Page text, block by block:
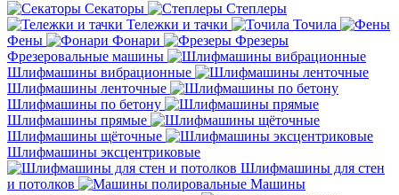
Секаторы
Степлеры
Тележки и тачки
Точила
Фены
Фонари
Фрезеры
Фрезеровальные машины
Шлифмашины вибрационные
Шлифмашины ленточные
Шлифмашины по бетону
Шлифмашины прямые
Шлифмашины щёточные
Шлифмашины эксцентриковые
Шлифмашины для стен
и потолков
Машины